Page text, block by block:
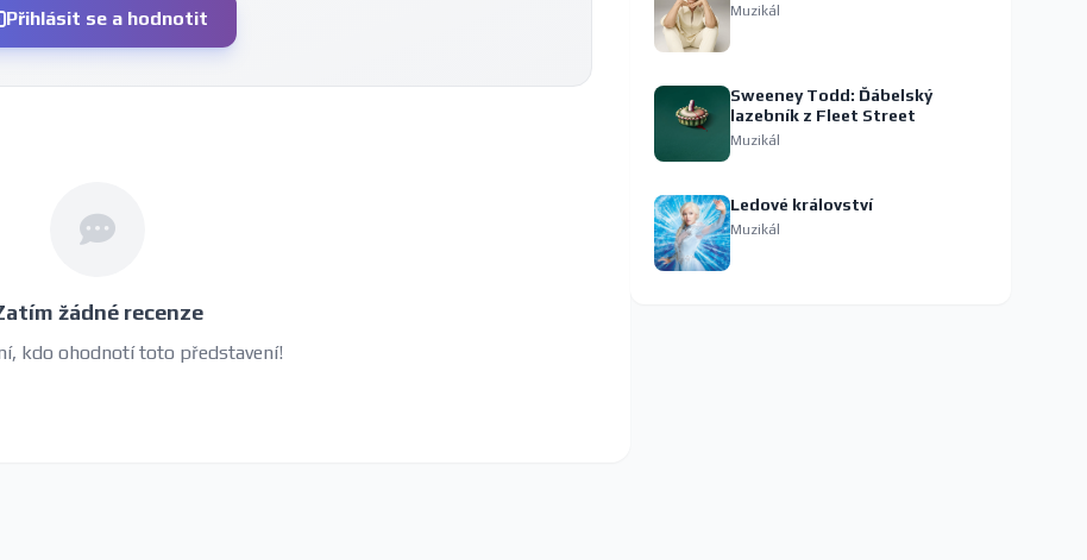
Přihlásit se a hodnotit
žádné recenze
kdo ohodnotí toto představení!
Muzikál
Sweeney Todd: Ďábelský
lazebník z Fleet Street
Muzikál
Ledové království
Muzikál